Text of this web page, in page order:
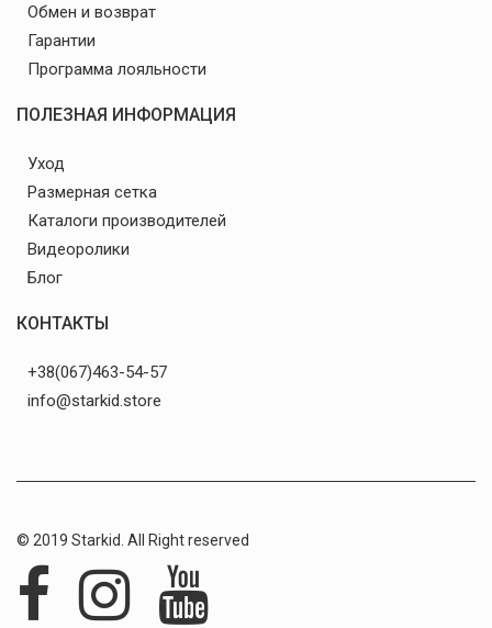
Обмен и возврат
Гарантии
Программа лояльности
ПОЛЕЗНАЯ ИНФОРМАЦИЯ
Уход
Размерная сетка
Каталоги производителей
Видеоролики
Блог
КОНТАКТЫ
+38(067)463-54-57
info@starkid.store
© 2019 Starkid. All Right reserved